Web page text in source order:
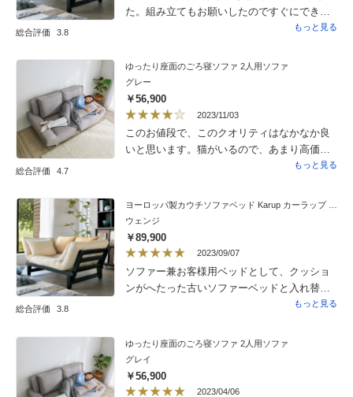
ですね。表示で勘違いしたのは、身障者には
組み立てサービスとあり、喜んでお願いしま
てを依頼して引き取りサービスを選びまし
た。
総合評価 3.8
た。組み立てもお願いしたのですぐにできま
した。デニムな感じの生地もカジュアルで可
りそうですが、お値段がお安いので仕方ない
かなと思います。
もっと見る
総合評価 4.7
ゆったり座面のごろ寝ソファ 2人用ソファ
グレー
￥56,900
2023/11/03
このお値段で、このクオリティはなかなか良
いと思います。猫がいるので、あまり高価な
モノを買う勇気が出ませんでした。爪もそれ
のでマッタリできます。注文してから届くま
で、1ヶ月以上先の予定でしたが、2週間ほど
早くなり、ありがたかったです。
もっと見る
総合評価 3.8
ウェンジ
￥89,900
2023/09/07
ソファー兼お客様用ベッドとして、クッショ
ンがへたった古いソファーベッドと入れ替え
で購入しました。入れ替え前のものより一回
まり圧迫感もなく気に入りました。組立は男
性３人で40分位でしたが、見ていて１人だと
難しいところがあったので、組立を頼んで良
かったです。
もっと見る
ゆったり座面のごろ寝ソファ 2人用ソファ
グレイ
￥56,900
2023/04/06